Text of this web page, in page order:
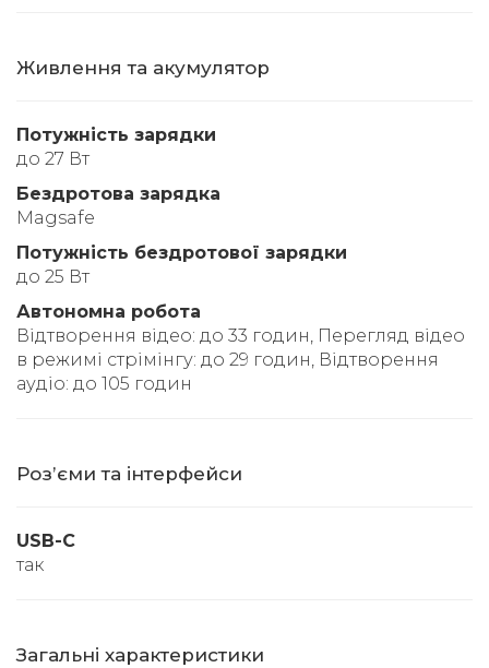
Живлення та акумулятор
Потужність зарядки
до 27 Вт
Бездротова зарядка
Magsafe
Потужність бездротової зарядки
до 25 Вт
Автономна робота
Відтворення відео: до 33 годин, Перегляд відео
в режимі стрімінгу: до 29 годин, Відтворення
аудіо: до 105 годин
Розʼєми та інтерфейси
USB-C
так
Загальні характеристики